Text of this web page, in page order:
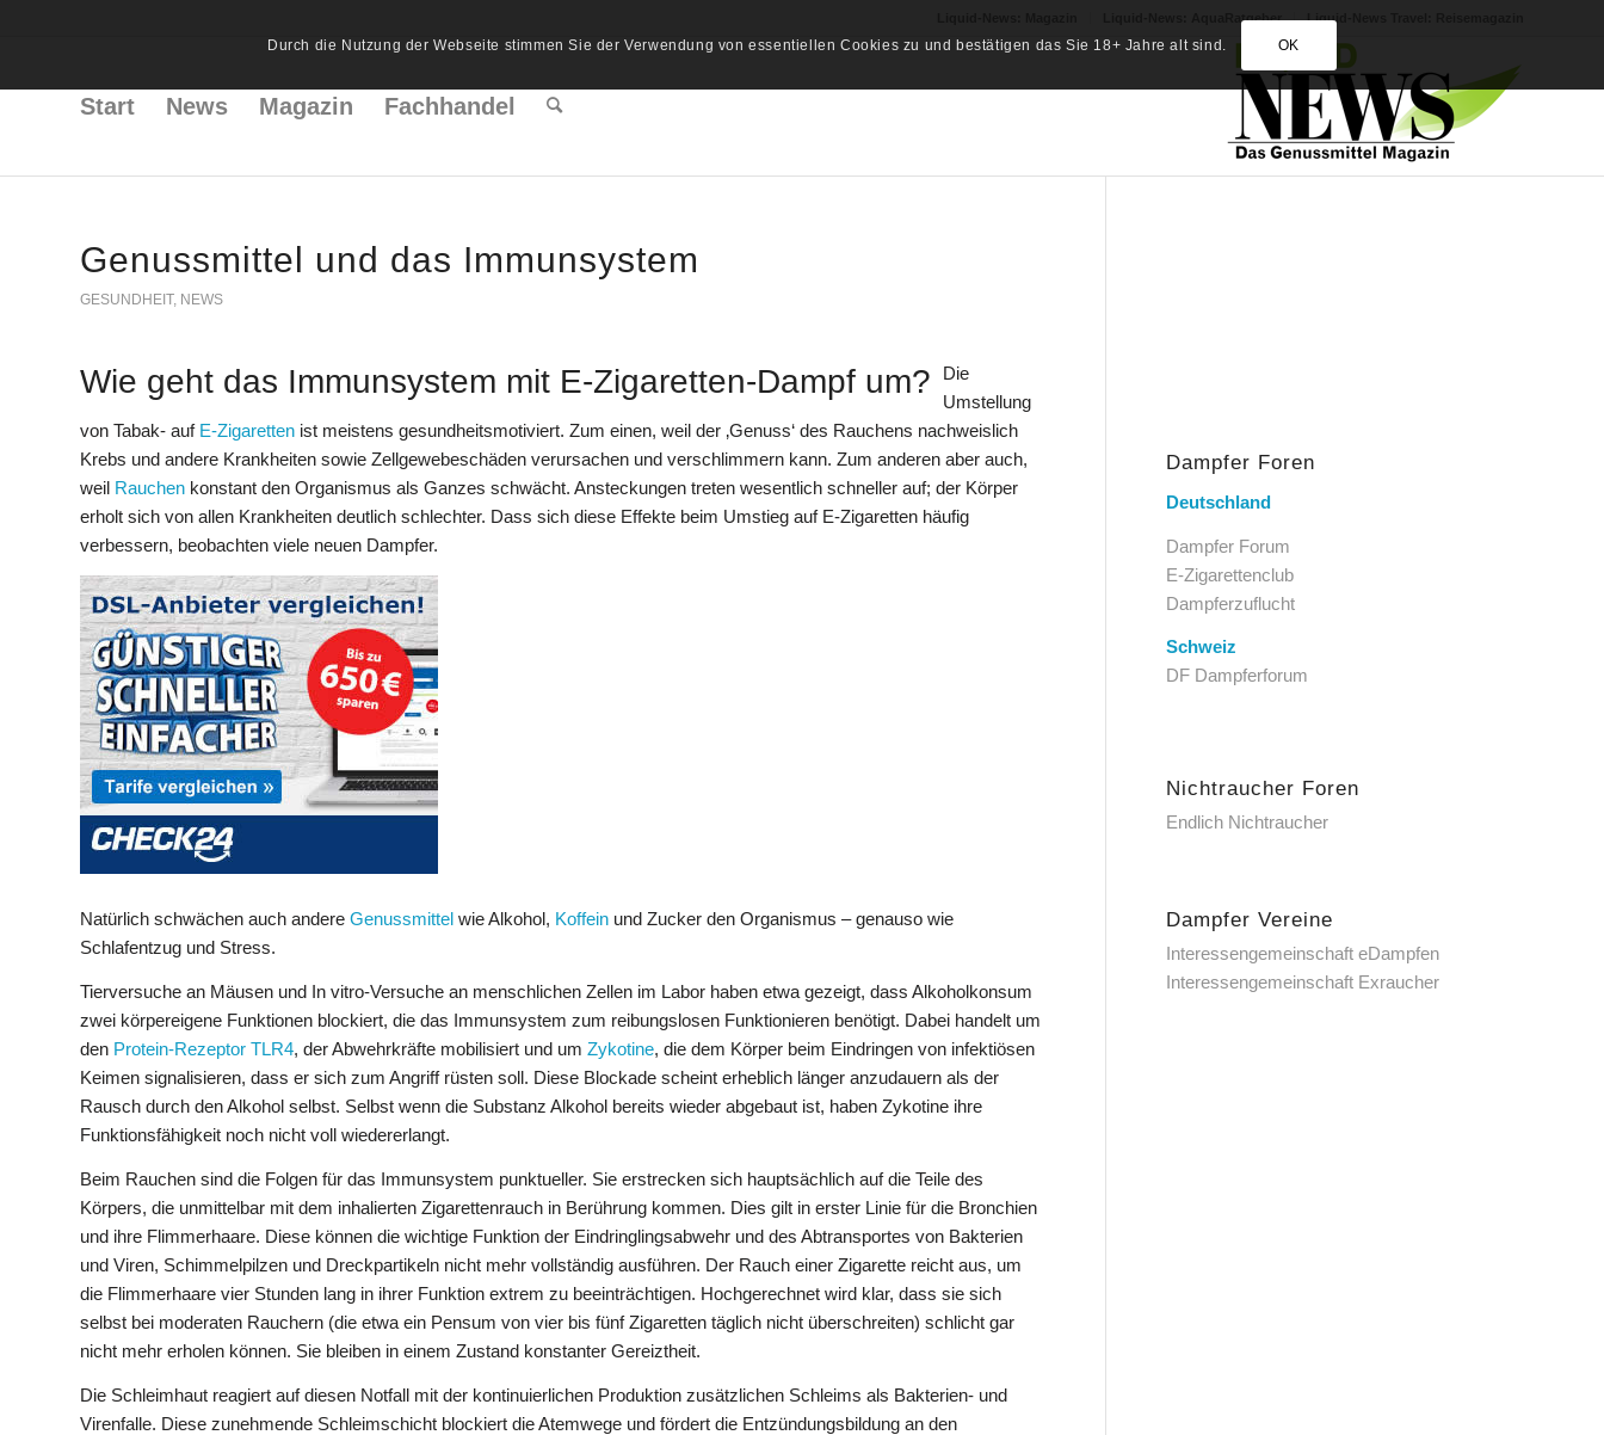
Liquid-News: AquaRatgeber Liquid-News Travel: Reisemagazin
Start News Magazin Fachhandel
Genussmittel und das Immunsystem
GESUNDHEIT, NEWS
Wie geht das Immunsystem mit E-Zigaretten-Dampf um?
Die
Umstellung
von Tabak- auf E-Zigaretten ist meistens gesundheitsmotiviert. Zum einen, weil der ‚Genuss‘ des Rauchens nachweislich
Krebs und andere Krankheiten sowie Zellgewebeschäden verursachen und verschlimmern kann. Zum anderen aber auch,
weil Rauchen konstant den Organismus als Ganzes schwächt. Ansteckungen treten wesentlich schneller auf; der Körper
erholt sich von allen Krankheiten deutlich schlechter. Dass sich diese Effekte beim Umstieg auf E-Zigaretten häufig
verbessern, beobachten viele neuen Dampfer.
Natürlich schwächen auch andere Genussmittel wie Alkohol, Koffein und Zucker den Organismus – genauso wie
Schlafentzug und Stress.
Tierversuche an Mäusen und In vitro-Versuche an menschlichen Zellen im Labor haben etwa gezeigt, dass Alkoholkonsum
zwei körpereigene Funktionen blockiert, die das Immunsystem zum reibungslosen Funktionieren benötigt. Dabei handelt um
den Protein-Rezeptor TLR4, der Abwehrkräfte mobilisiert und um Zykotine, die dem Körper beim Eindringen von infektiösen
Keimen signalisieren, dass er sich zum Angriff rüsten soll. Diese Blockade scheint erheblich länger anzudauern als der
Rausch durch den Alkohol selbst. Selbst wenn die Substanz Alkohol bereits wieder abgebaut ist, haben Zykotine ihre
Funktionsfähigkeit noch nicht voll wiedererlangt.
Beim Rauchen sind die Folgen für das Immunsystem punktueller. Sie erstrecken sich hauptsächlich auf die Teile des
Körpers, die unmittelbar mit dem inhalierten Zigarettenrauch in Berührung kommen. Dies gilt in erster Linie für die Bronchien
und ihre Flimmerhaare. Diese können die wichtige Funktion der Eindringlingsabwehr und des Abtransportes von Bakterien
und Viren, Schimmelpilzen und Dreckpartikeln nicht mehr vollständig ausführen. Der Rauch einer Zigarette reicht aus, um
die Flimmerhaare vier Stunden lang in ihrer Funktion extrem zu beeinträchtigen. Hochgerechnet wird klar, dass sie sich
selbst bei moderaten Rauchern (die etwa ein Pensum von vier bis fünf Zigaretten täglich nicht überschreiten) schlicht gar
nicht mehr erholen können. Sie bleiben in einem Zustand konstanter Gereiztheit.
Die Schleimhaut reagiert auf diesen Notfall mit der kontinuierlichen Produktion zusätzlichen Schleims als Bakterien- und
Virenfalle. Diese zunehmende Schleimschicht blockiert die Atemwege und fördert die Entzündungsbildung an den
Dampfer Foren
Deutschland
Dampfer Forum
E-Zigarettenclub
Dampferzuflucht
Schweiz
DF Dampferforum
Nichtraucher Foren
Endlich Nichtraucher
Dampfer Vereine
Interessengemeinschaft eDampfen
Interessengemeinschaft Exraucher
Durch die Nutzung der Webseite stimmen Sie der Verwendung von essentiellen Cookies zu und bestätigen das Sie 18+ Jahre alt sind. OK